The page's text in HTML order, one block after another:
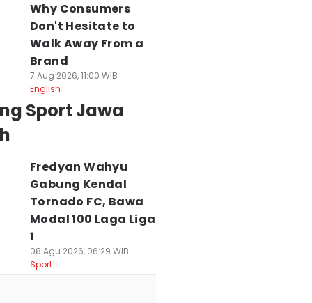
Why Consumers
Don't Hesitate to
Walk Away From a
Brand
7 Aug 2026, 11:00 WIB
English
Sport Jawa
Fredyan Wahyu
Gabung Kendal
Tornado FC, Bawa
Modal 100 Laga Liga
1
08 Agu 2026, 06:29 WIB
Sport